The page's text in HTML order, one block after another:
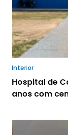
Interior
Hospital de
anos com